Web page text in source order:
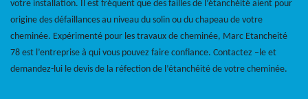
votre installation. Il est fréquent que des failles de l’étanchéité aient pour
origine des défaillances au niveau du solin ou du chapeau de votre
cheminée. Expérimenté pour les travaux de cheminée, Marc Etancheité
78 est l’entreprise à qui vous pouvez faire confiance. Contactez –le et
demandez-lui le devis de la réfection de l’étanchéité de votre cheminée.